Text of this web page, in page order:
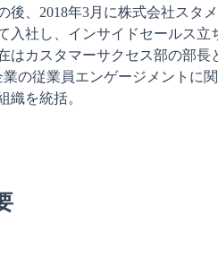
後、2018年3月に株式会社スタメ
入社し、インサイドセールス立
はカスタマーサクセス部の部長
の従業員エンゲージメントに関
織を統括。